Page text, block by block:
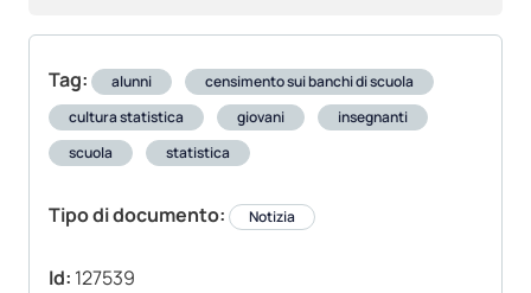
Tag: alunni
censimento sui banchi di scuola
cultura statistica
giovani
insegnanti
scuola
statistica
Tipo di documento: Notizia
Id: 127539